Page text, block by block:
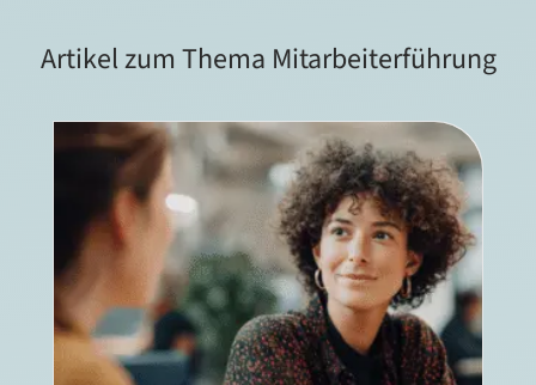
Artikel zum Thema Mitarbeiterführung